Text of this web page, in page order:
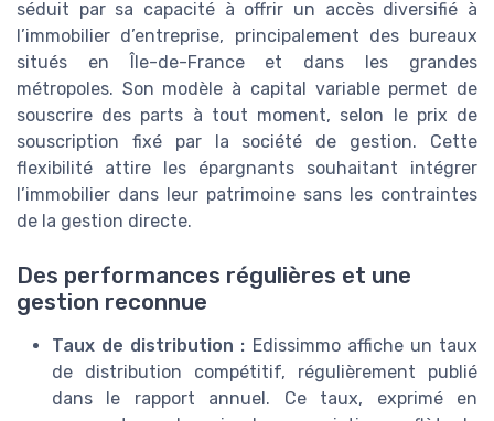
séduit par sa capacité à offrir un accès diversifié à
l’immobilier d’entreprise, principalement des bureaux
situés en Île-de-France et dans les grandes
métropoles. Son modèle à capital variable permet de
souscrire des parts à tout moment, selon le prix de
souscription fixé par la société de gestion. Cette
flexibilité attire les épargnants souhaitant intégrer
l’immobilier dans leur patrimoine sans les contraintes
de la gestion directe.
Des performances régulières et une
gestion reconnue
Taux de distribution : Edissimmo affiche un taux
de distribution compétitif, régulièrement publié
dans le rapport annuel. Ce taux, exprimé en